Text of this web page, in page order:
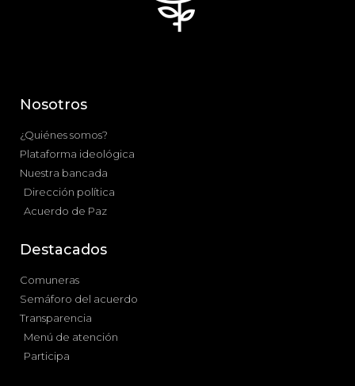
Nosotros
¿Quiénes somos?
Plataforma ideológica
Nuestra bancada
Dirección política
Acuerdo de Paz
Destacados
Comuneras
Semáforo del acuerdo
Transparencia
Menú de atención
Participa